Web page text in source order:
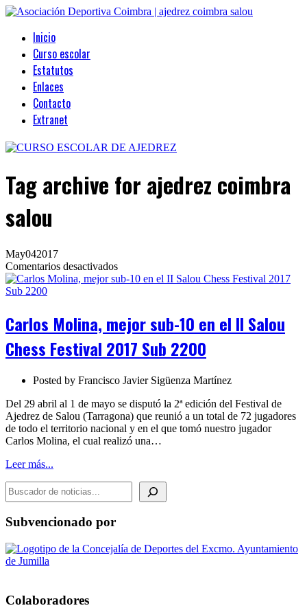
Inicio
Curso escolar
Estatutos
Enlaces
Contacto
Extranet
Tag archive for ajedrez coimbra
salou
May042017
Comentarios desactivadosen
Carlos
10
el
Salou
Festival
2017
Sub
2200
Carlos Molina, mejor sub-10 en el II Salou
Chess Festival 2017 Sub 2200
Posted by Francisco Javier Sigüenza Martínez
Del 29 abril al 1 de mayo se disputó la 2ª edición del Festival de
Ajedrez de Salou (Tarragona) que reunió a un total de 72 jugadores
de todo el territorio nacional y en el que tomó nuestro jugador
Carlos Molina, el cual realizó una…
Leer más...
BUSCADOR DE NOTICIAS
Subvencionado por
Colaboradores